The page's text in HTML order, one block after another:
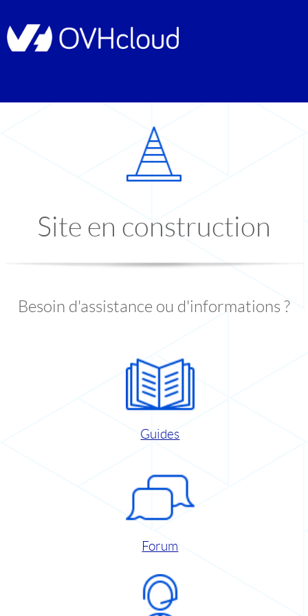
Site en construction
Besoin d'assistance ou d'informations ?
Guides
Forum